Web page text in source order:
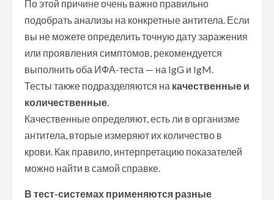
По этой причине очень важно правильно
подобрать анализы на конкретные антитела. Если
вы не можете определить точную дату заражения
или проявления симптомов, рекомендуется
выполнить оба ИФА-теста — на IgG и IgM.
Тесты также подразделяются на качественные и
количественные.
Качественные определяют, есть ли в организме
антитела, вторые измеряют их количество в
крови. Как правило, интерпретацию показателей
можно найти в самой справке.
В тест-системах применяются разные